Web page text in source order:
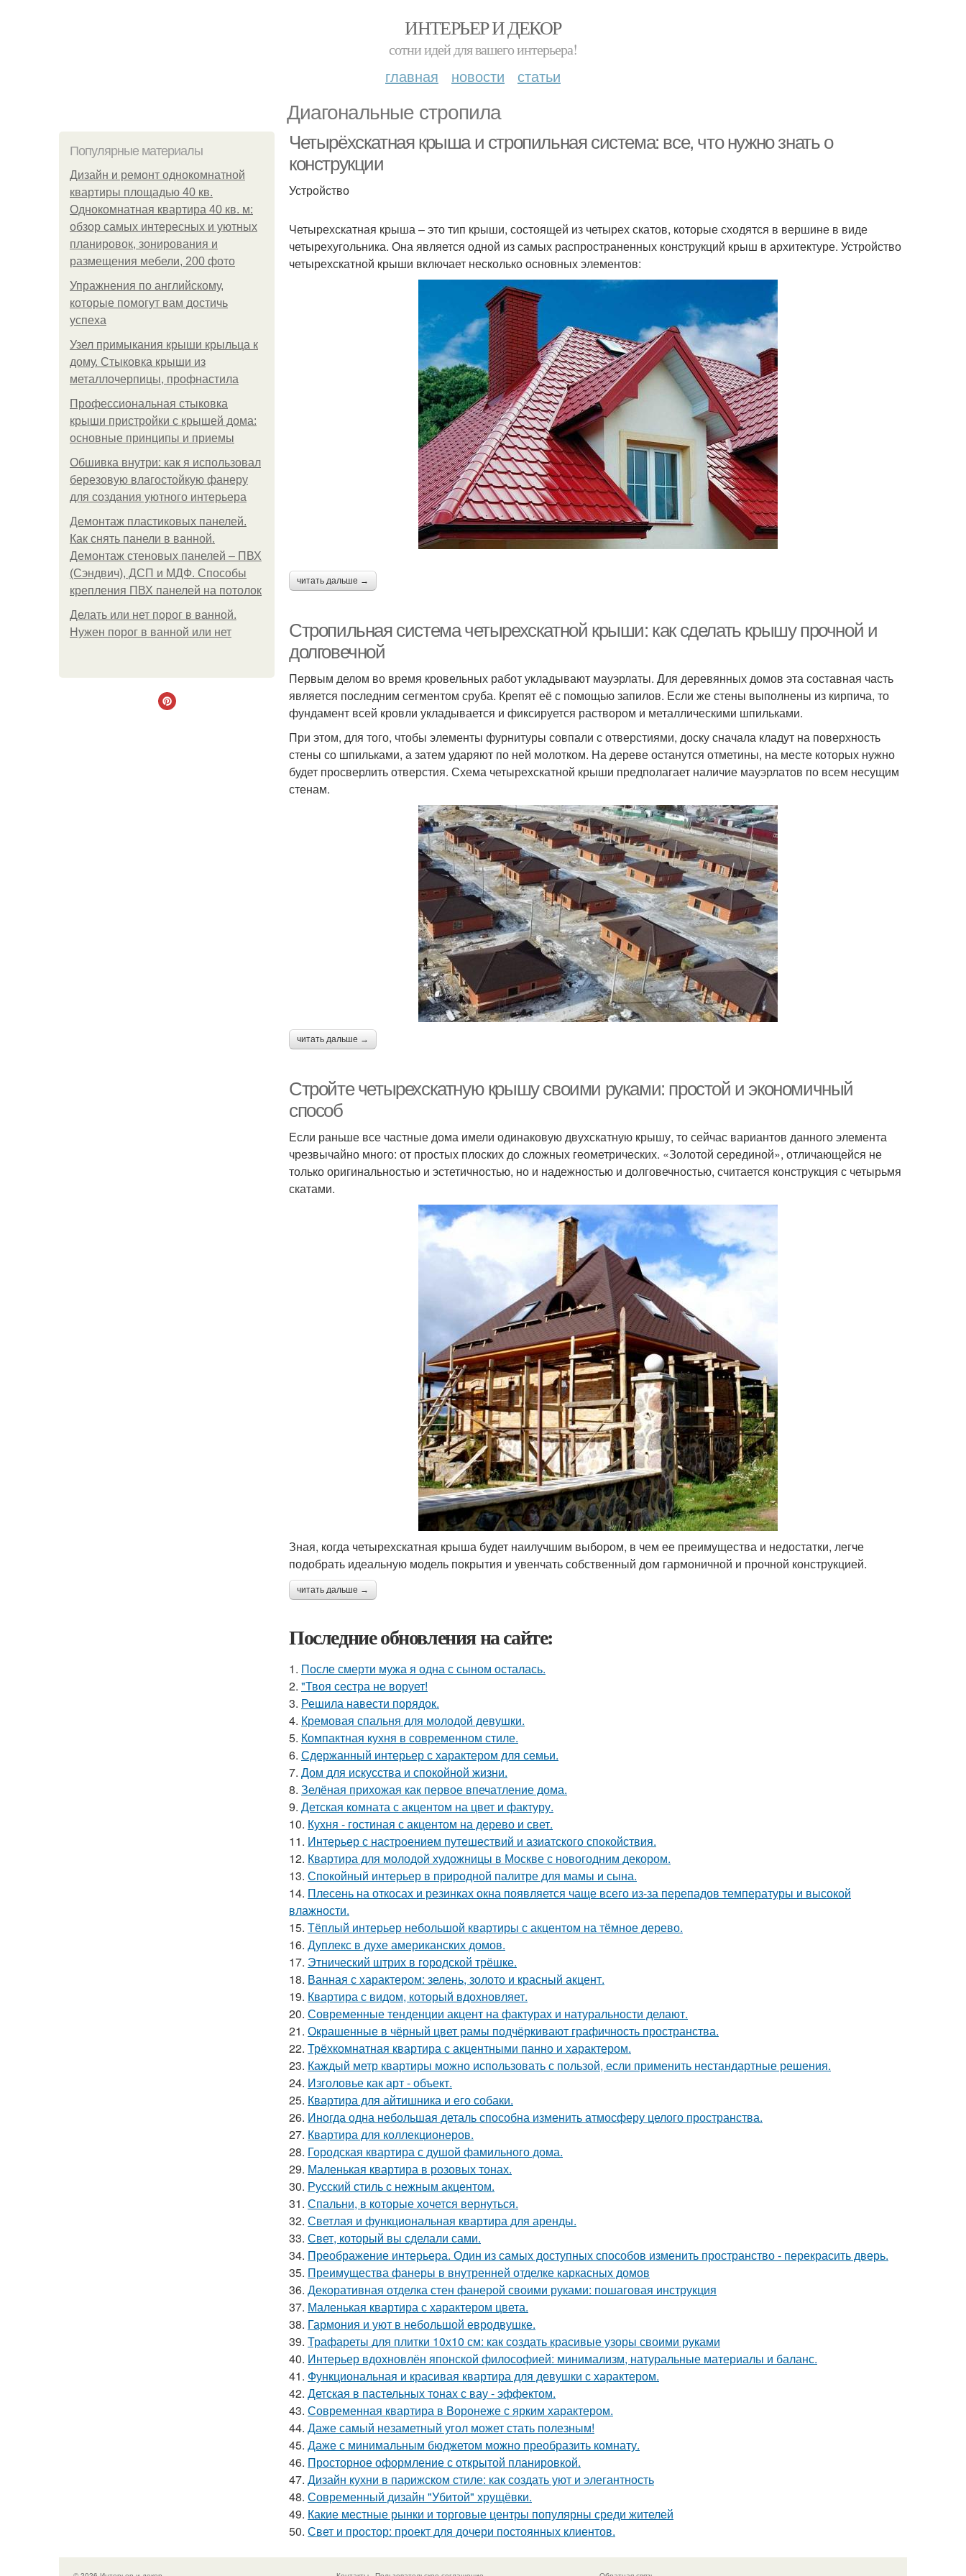
ИНТЕРЬЕР И ДЕКОР
сотни идей для вашего интерьера!
главная новости статьи
Диагональные стропила
Популярные материалы
Дизайн и ремонт однокомнатной
квартиры площадью 40 кв.
Однокомнатная квартира 40 кв. м:
обзор самых интересных и уютных
планировок, зонирования и
размещения мебели, 200 фото
Упражнения по английскому,
которые помогут вам достичь
успеха
Узел примыкания крыши крыльца к
дому. Стыковка крыши из
металлочерпицы, профнастила
Профессиональная стыковка
крыши пристройки с крышей дома:
основные принципы и приемы
Обшивка внутри: как я использовал
березовую влагостойкую фанеру
для создания уютного интерьера
Демонтаж пластиковых панелей.
Как снять панели в ванной.
Демонтаж стеновых панелей – ПВХ
(Сэндвич), ДСП и МДФ. Способы
крепления ПВХ панелей на потолок
Делать или нет порог в ванной.
Нужен порог в ванной или нет
Четырёхскатная крыша и стропильная система: все, что нужно знать о
конструкции
Устройство
Четырехскатная крыша – это тип крыши, состоящей из четырех скатов, которые сходятся в вершине в виде
четырехугольника. Она является одной из самых распространенных конструкций крыш в архитектуре. Устройство
четырехскатной крыши включает несколько основных элементов:
читать дальше →
Стропильная система четырехскатной крыши: как сделать крышу прочной и
долговечной
Первым делом во время кровельных работ укладывают мауэрлаты. Для деревянных домов эта составная часть
является последним сегментом сруба. Крепят её с помощью запилов. Если же стены выполнены из кирпича, то
фундамент всей кровли укладывается и фиксируется раствором и металлическими шпильками.
При этом, для того, чтобы элементы фурнитуры совпали с отверстиями, доску сначала кладут на поверхность
стены со шпильками, а затем ударяют по ней молотком. На дереве останутся отметины, на месте которых нужно
будет просверлить отверстия. Схема четырехскатной крыши предполагает наличие мауэрлатов по всем несущим
стенам.
читать дальше →
Стройте четырехскатную крышу своими руками: простой и экономичный
способ
Если раньше все частные дома имели одинаковую двухскатную крышу, то сейчас вариантов данного элемента
чрезвычайно много: от простых плоских до сложных геометрических. «Золотой серединой», отличающейся не
только оригинальностью и эстетичностью, но и надежностью и долговечностью, считается конструкция с четырьмя
скатами.
Зная, когда четырехскатная крыша будет наилучшим выбором, в чем ее преимущества и недостатки, легче
подобрать идеальную модель покрытия и увенчать собственный дом гармоничной и прочной конструкцией.
читать дальше →
Последние обновления на сайте:
1. После смерти мужа я одна с сыном осталась.
2. "Твоя сестра не ворует!
3. Решила навести порядок.
4. Кремовая спальня для молодой девушки.
5. Компактная кухня в современном стиле.
6. Сдержанный интерьер с характером для семьи.
7. Дом для искусства и спокойной жизни.
8. Зелёная прихожая как первое впечатление дома.
9. Детская комната с акцентом на цвет и фактуру.
10. Кухня - гостиная с акцентом на дерево и свет.
11. Интерьер с настроением путешествий и азиатского спокойствия.
12. Квартира для молодой художницы в Москве с новогодним декором.
13. Спокойный интерьер в природной палитре для мамы и сына.
14. Плесень на откосах и резинках окна появляется чаще всего из-за перепадов температуры и высокой
влажности.
15. Тёплый интерьер небольшой квартиры с акцентом на тёмное дерево.
16. Дуплекс в духе американских домов.
17. Этнический штрих в городской трёшке.
18. Ванная с характером: зелень, золото и красный акцент.
19. Квартира с видом, который вдохновляет.
20. Современные тенденции акцент на фактурах и натуральности делают.
21. Окрашенные в чёрный цвет рамы подчёркивают графичность пространства.
22. Трёхкомнатная квартира с акцентными панно и характером.
23. Каждый метр квартиры можно использовать с пользой, если применить нестандартные решения.
24. Изголовье как арт - объект.
25. Квартира для айтишника и его собаки.
26. Иногда одна небольшая деталь способна изменить атмосферу целого пространства.
27. Квартира для коллекционеров.
28. Городская квартира с душой фамильного дома.
29. Маленькая квартира в розовых тонах.
30. Русский стиль с нежным акцентом.
31. Спальни, в которые хочется вернуться.
32. Светлая и функциональная квартира для аренды.
33. Свет, который вы сделали сами.
34. Преображение интерьера. Один из самых доступных способов изменить пространство - перекрасить дверь.
35. Преимущества фанеры в внутренней отделке каркасных домов
36. Декоративная отделка стен фанерой своими руками: пошаговая инструкция
37. Маленькая квартира с характером цвета.
38. Гармония и уют в небольшой евродвушке.
39. Трафареты для плитки 10х10 см: как создать красивые узоры своими руками
40. Интерьер вдохновлён японской философией: минимализм, натуральные материалы и баланс.
41. Функциональная и красивая квартира для девушки с характером.
42. Детская в пастельных тонах с вау - эффектом.
43. Современная квартира в Воронеже с ярким характером.
44. Даже самый незаметный угол может стать полезным!
45. Даже с минимальным бюджетом можно преобразить комнату.
46. Просторное оформление с открытой планировкой.
47. Дизайн кухни в парижском стиле: как создать уют и элегантность
48. Современный дизайн "Убитой" хрущёвки.
49. Какие местные рынки и торговые центры популярны среди жителей
50. Свет и простор: проект для дочери постоянных клиентов.